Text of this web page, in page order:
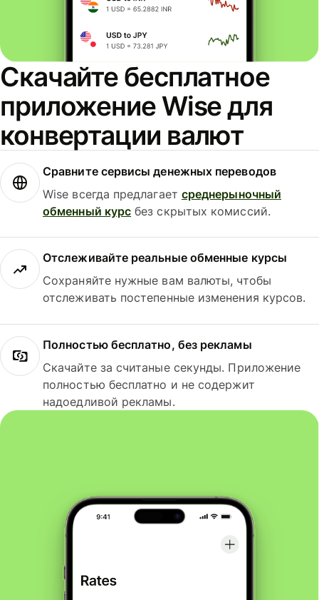
Скачайте бесплатное
приложение Wise для
конвертации валют
Сравните сервисы денежных переводов
Wise всегда предлагает среднерыночный
обменный курс без скрытых комиссий.
Отслеживайте реальные обменные курсы
Сохраняйте нужные вам валюты, чтобы
отслеживать постепенные изменения курсов.
Полностью бесплатно, без рекламы
Скачайте за считаные секунды. Приложение
полностью бесплатно и не содержит
надоедливой рекламы.